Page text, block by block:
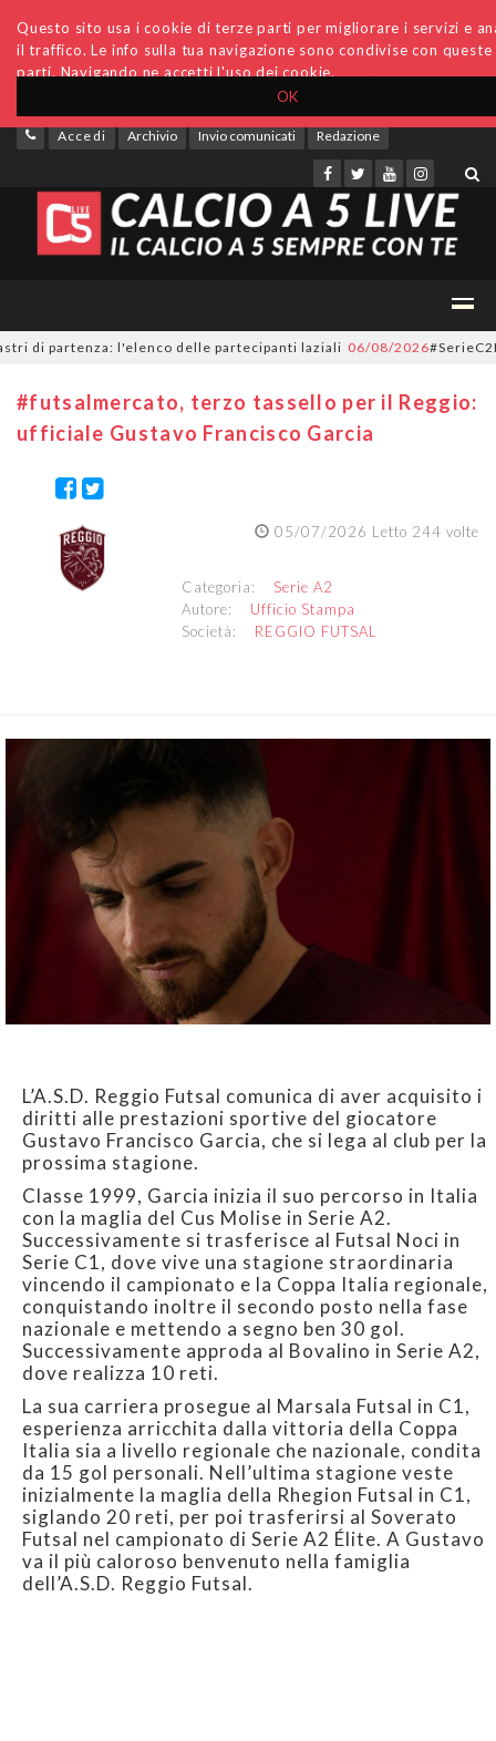
OK
Questo sito usa i cookie di terze parti per migliorare i servizi e
il traffico. Le info sulla tua navigazione sono condivise con
parti. Navigando ne accetti l'uso dei cookie.
Accedi Archivio Invio comunicati Redazione
partenza: l'elenco delle partecipanti laziali 06/08/2026
#futsalmercato, terzo tassello per il Reggio:
ufficiale Gustavo Francisco Garcia
05/07/2026 Letto 244 volte
Categoria: Serie A2
Autore: Ufficio Stampa
Società: REGGIO FUTSAL
L’A.S.D. Reggio Futsal comunica di aver acquisito i
diritti alle prestazioni sportive del giocatore
Gustavo Francisco Garcia, che si lega al club per la
prossima stagione.
Classe 1999, Garcia inizia il suo percorso in Italia
con la maglia del Cus Molise in Serie A2.
Successivamente si trasferisce al Futsal Noci in
Serie C1, dove vive una stagione straordinaria
vincendo il campionato e la Coppa Italia regionale,
conquistando inoltre il secondo posto nella fase
nazionale e mettendo a segno ben 30 gol.
Successivamente approda al Bovalino in Serie A2,
dove realizza 10 reti.
La sua carriera prosegue al Marsala Futsal in C1,
esperienza arricchita dalla vittoria della Coppa
Italia sia a livello regionale che nazionale, condita
da 15 gol personali. Nell’ultima stagione veste
inizialmente la maglia della Rhegion Futsal in C1,
siglando 20 reti, per poi trasferirsi al Soverato
Futsal nel campionato di Serie A2 Élite. A Gustavo
va il più caloroso benvenuto nella famiglia
dell’A.S.D. Reggio Futsal.